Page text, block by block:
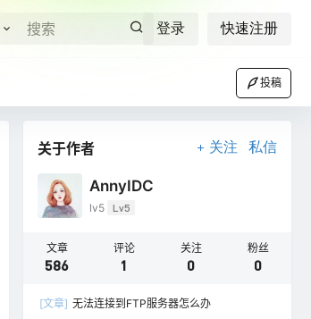
登录 快速注册
投稿
关于作者 关注 私信
AnnyIDC
lv5 Lv5
文章
586
评论
1
关注
0
粉丝
0
[文章] 无法连接到FTP服务器怎么办